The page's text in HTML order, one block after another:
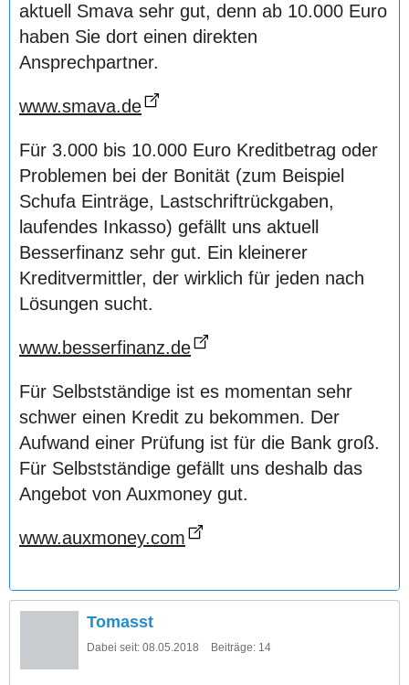
aktuell Smava sehr gut, denn ab 10.000 Euro
haben Sie dort einen direkten
Ansprechpartner.
www.smava.de
Für 3.000 bis 10.000 Euro Kreditbetrag oder
Problemen bei der Bonität (zum Beispiel
Schufa Einträge, Lastschriftrückgaben,
laufendes Inkasso) gefällt uns aktuell
Besserfinanz sehr gut. Ein kleinerer
Kreditvermittler, der wirklich für jeden nach
Lösungen sucht.
www.besserfinanz.de
Für Selbstständige ist es momentan sehr
schwer einen Kredit zu bekommen. Der
Aufwand einer Prüfung ist für die Bank groß.
Für Selbstständige gefällt uns deshalb das
Angebot von Auxmoney gut.
www.auxmoney.com
Tomasst
Dabei seit: 08.05.2018 Beiträge: 14